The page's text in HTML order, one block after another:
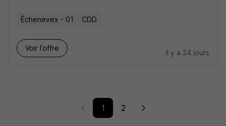
Échenevex - 01 CDD
Voir l’offre
il y a 24 jours
1 2